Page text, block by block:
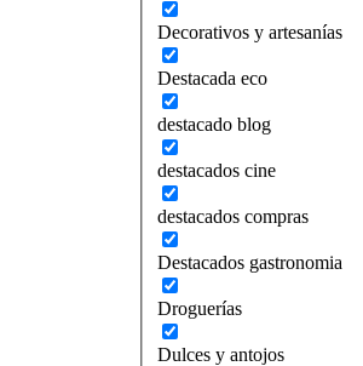
Decorativos y artesanías
Destacada eco
destacado blog
destacados cine
destacados compras
Destacados gastronomia
Droguerías
Dulces y antojos